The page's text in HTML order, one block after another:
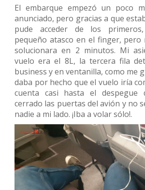
El embarque empezó un poco
anunciado, pero gracias a que
pude acceder de los
pequeño atasco en el finger, pero
solucionara en 2 minutos. Mi
vuelo era el 8L, la tercera fila
business y en ventanilla, como me
daba por hecho que el vuelo iría
cuenta casi hasta el despegue
cerrado las puertas del avión y no
nadie a mi lado. ¡Iba a volar sólo!.